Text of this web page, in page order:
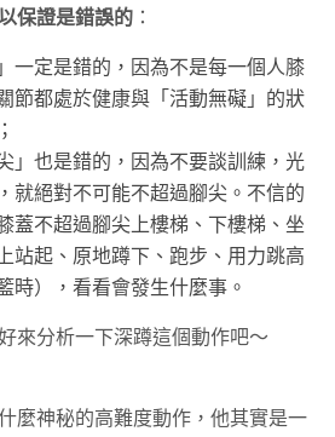
保證是錯誤的 ：
一定是錯的，因為不是每一個人膝
節都處於健康與「活動無礙」的狀
」也是錯的，因為不要談訓練，光
就絕對不可能不超過腳尖。不信的
蓋不超過腳尖上樓梯、下樓梯、坐
站起、原地蹲下、跑步、用力跳高
時），看看會發生什麼事。
來分析一下深蹲這個動作吧～
麼神秘的高難度動作，他其實是一